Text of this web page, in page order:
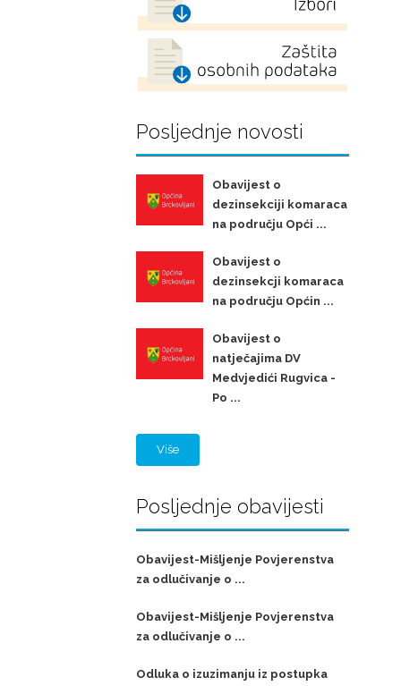
Posljednje novosti
Obavijest o
dezinsekciji komaraca
na području Opći ...
Obavijest o
dezinsekcji komaraca
na području Općin ...
Obavijest o
natječajima DV
Medvjedići Rugvica -
Po ...
Više
Posljednje obavijesti
Obavijest-Mišljenje Povjerenstva
za odlučivanje o ...
Obavijest-Mišljenje Povjerenstva
za odlučivanje o ...
Odluka o izuzimanju iz postupka